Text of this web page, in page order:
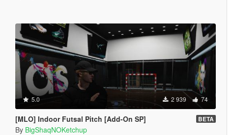
5.0 2 939 74
[MLO] Indoor Futsal Pitch [Add-On SP] BETA
By BigShaqNOKetchup